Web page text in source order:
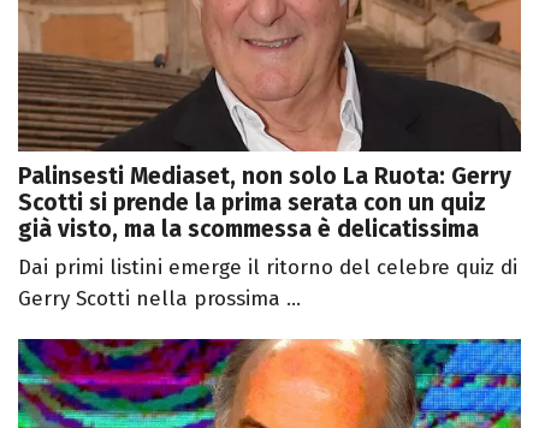
Palinsesti Mediaset, non solo La Ruota: Gerry
Scotti si prende la prima serata con un quiz
già visto, ma la scommessa è delicatissima
Dai primi listini emerge il ritorno del celebre quiz di
Gerry Scotti nella prossima ...